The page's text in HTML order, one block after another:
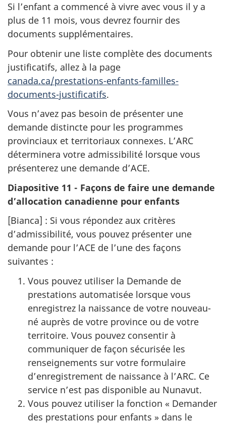
Si l’enfant a commencé à vivre avec vous il y a
plus de 11 mois, vous devrez fournir des
documents supplémentaires.
Pour obtenir une liste complète des documents
justificatifs, allez à la page
canada.ca/prestations-enfants-familles-
documents-justificatifs.
Vous n’avez pas besoin de présenter une
demande distincte pour les programmes
provinciaux et territoriaux connexes. L’ARC
déterminera votre admissibilité lorsque vous
présenterez une demande d’ACE.
Diapositive 11 - Façons de faire une demande
d’allocation canadienne pour enfants
[Bianca] : Si vous répondez aux critères
d’admissibilité, vous pouvez présenter une
demande pour l’ACE de l’une des façons
suivantes :
Vous pouvez utiliser la Demande de
prestations automatisée lorsque vous
enregistrez la naissance de votre nouveau-
né auprès de votre province ou de votre
territoire. Vous pouvez consentir à
communiquer de façon sécurisée les
renseignements sur votre formulaire
d’enregistrement de naissance à l’ARC. Ce
service n’est pas disponible au Nunavut.
Vous pouvez utiliser la fonction « Demander
des prestations pour enfants » dans le